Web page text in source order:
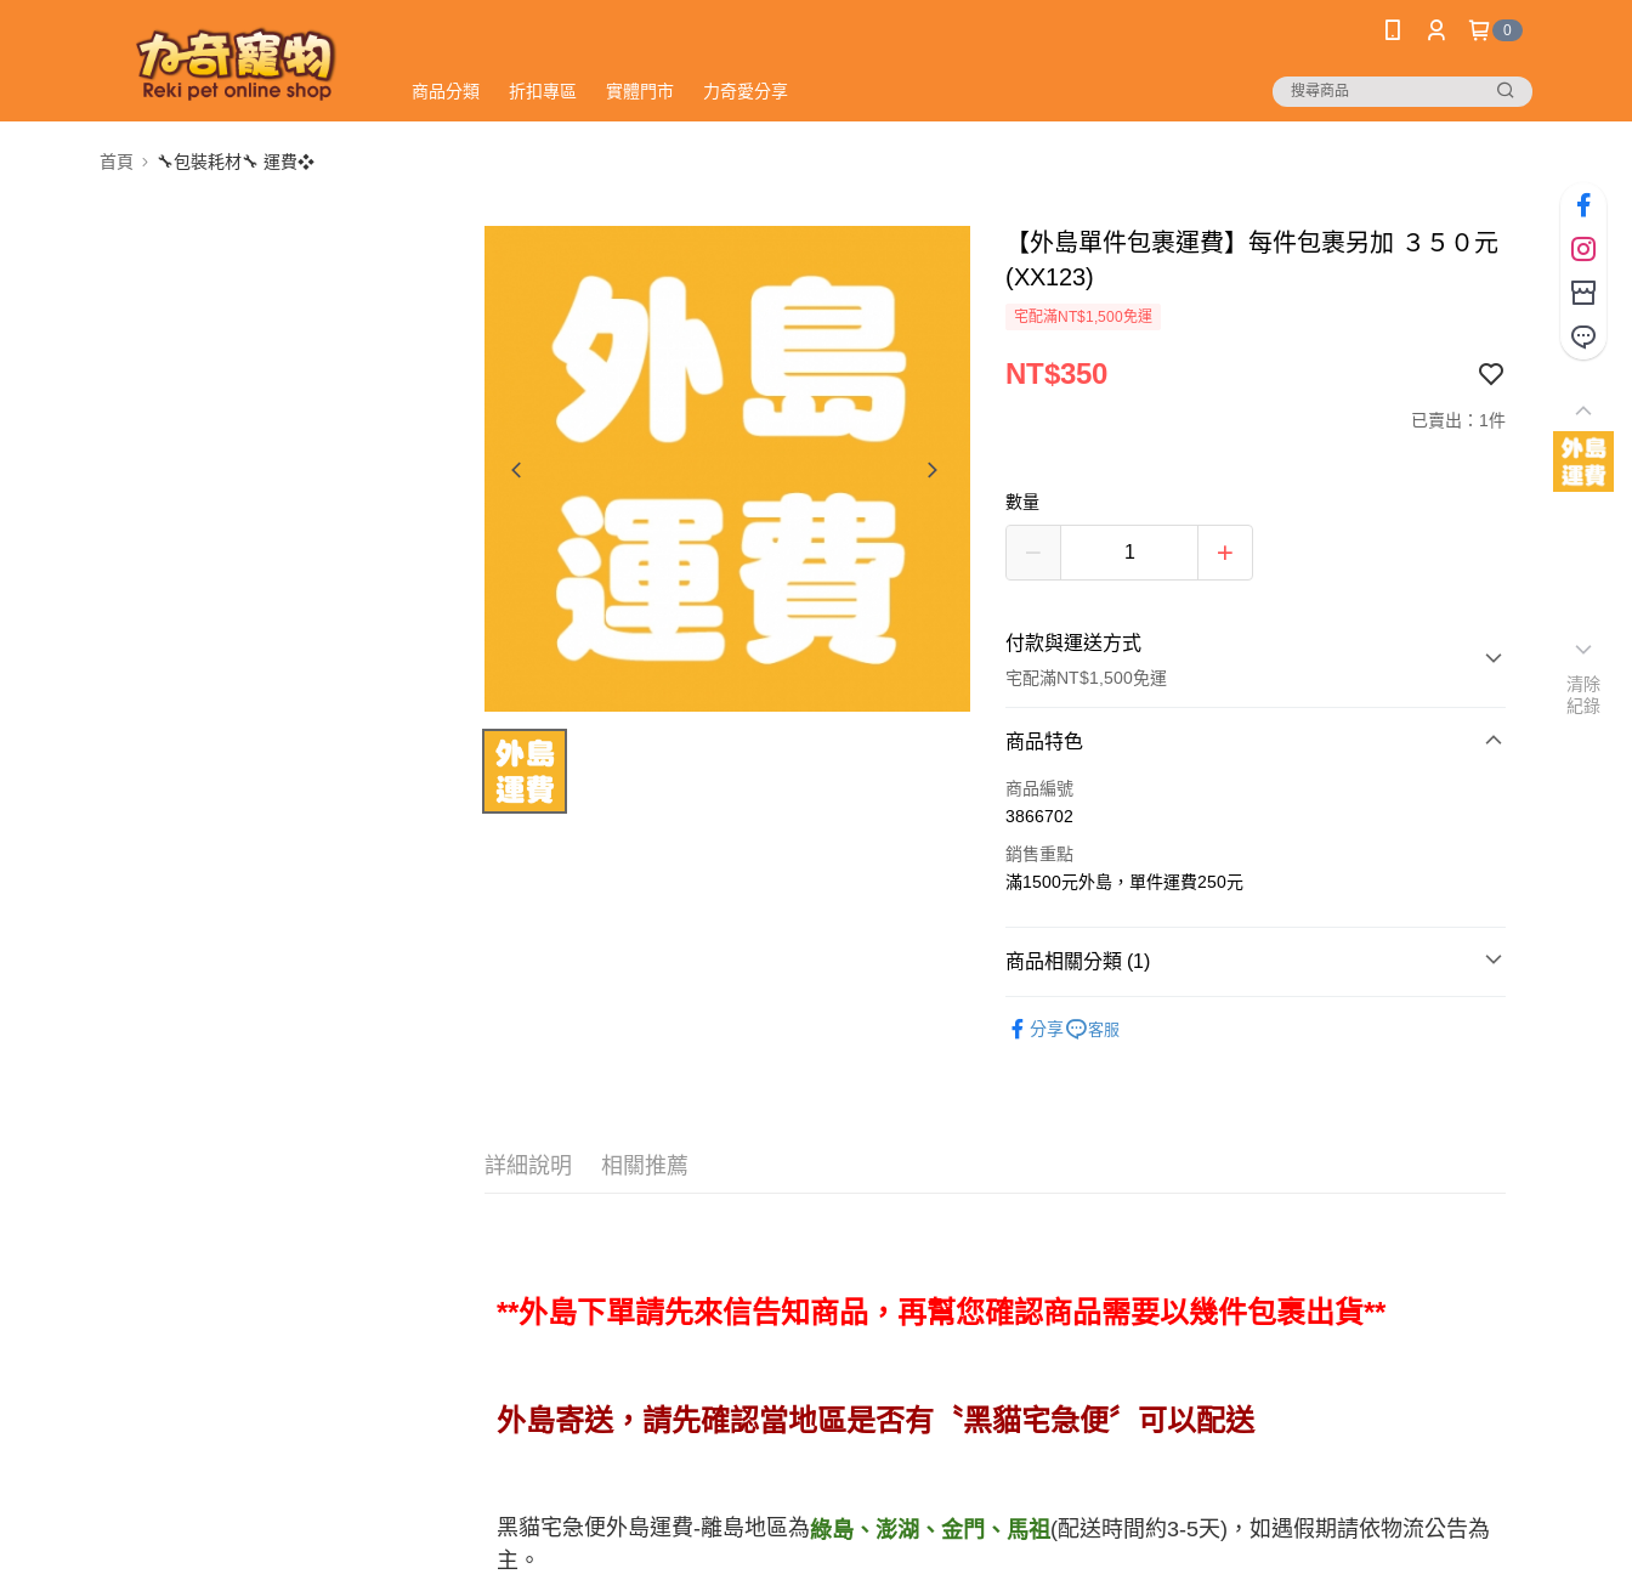
0
商品分類 折扣專區 實體門市 力奇愛分享
首頁 🔧包裝耗材🔧 運費❖
【外島單件包裹運費】每件包裹另加 ３５０元
(XX123)
宅配滿NT$1,500免運
NT$350
已賣出：1件
數量
付款與運送方式
宅配滿NT$1,500免運
付款方式
信用卡一次付款
Apple Pay
AFTEE先享後付
【關於「AFTEE先享後付」】
AFTEE先享後付是「在收到商品之後才付款」的支付方式。 讓您購物簡單
※ 請注意：結帳手續完成當下不需立刻繳費，但若您需要取消訂單，請聯
絡購買商品的店家。未經商家同意取消之訂單仍視為有效，需透過AFTEE
付客戶支援中心」
https://netprotections.freshdesk.com/support/home
求債權轉讓予恩沛科技股份有限公司。
２．關於個人資料處理事宜，請瀏覽以下網址：
ATM付款
宅配【偏遠地區-依黑貓物流所公告地區為主】
商品特色
商品編號
3866702
銷售重點
滿1500元外島，單件運費250元
商品相關分類 (1)
分享
客服
詳細說明 相關推薦
**外島下單請先來信告知商品，再幫您確認商品需要以幾件包裹出貨**
外島寄送，請先確認當地區是否有〝黑貓宅急便〞可以配送
黑貓宅急便外島運費-離島地區為綠島、澎湖、金門、馬祖(配送時間約3-5天)，如遇假期請依物流公告為
主。
清除
紀錄